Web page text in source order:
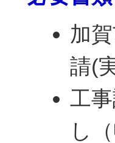
加
請(
工
し